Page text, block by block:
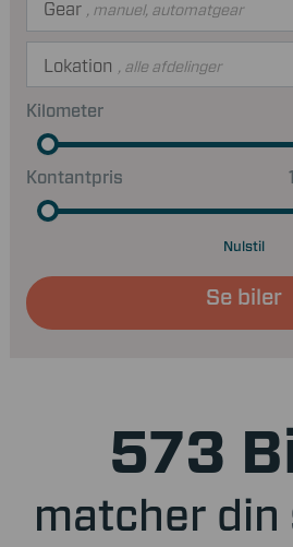
Kontantpris
Kilometer
Gear , manuel, automatgear
Lokation , alle afdelinger
Nulstil
Se biler
573
matcher din